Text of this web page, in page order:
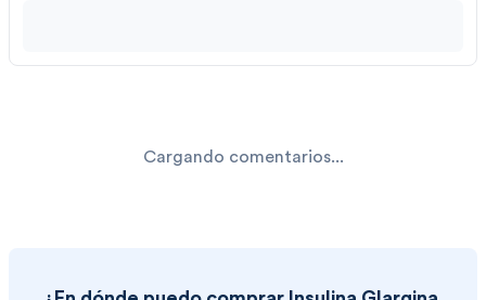
Cargando comentarios...